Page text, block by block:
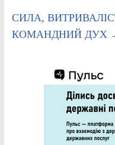
СИЛА,
КОМАНДНИЙ ДУХ